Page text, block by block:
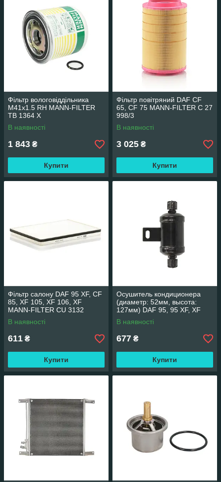
Фільтр вологовіддільника
M41x1.5 RH MANN-FILTER
TB 1364 X
В наявності
1 843 ₴
Купити
Фільтр повітряний DAF CF
65, CF 75 MANN-FILTER C 27
998/3
В наявності
3 025 ₴
Купити
Фільтр салону DAF 95 XF, CF
85, XF 105, XF 106, XF
MANN-FILTER CU 3132
В наявності
611 ₴
Купити
Осушитель кондиционера
(диаметр: 52мм, высота:
127мм) DAF 95, 95 XF, XF
105 THERMOTEC KTT120013
В наявності
677 ₴
Купити